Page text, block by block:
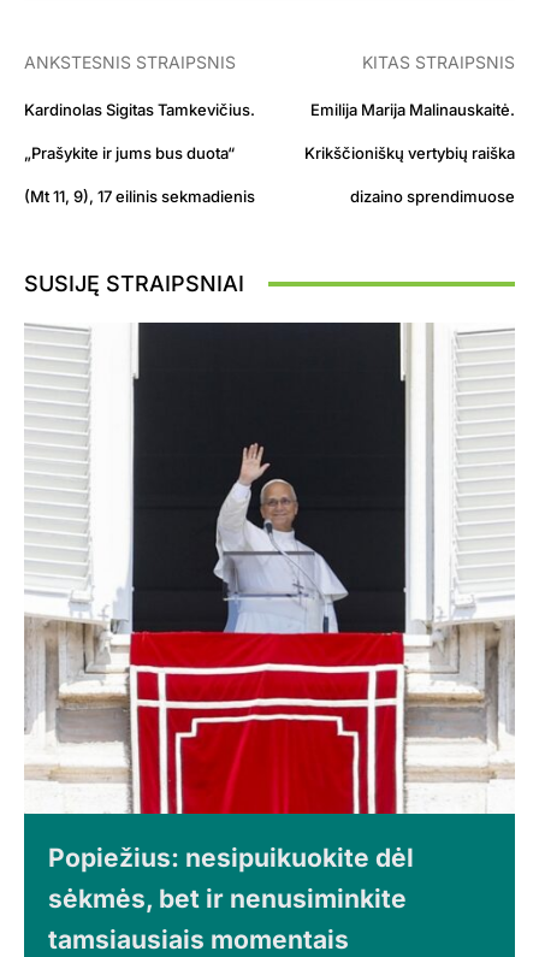
ANKSTESNIS STRAIPSNIS
Kardinolas Sigitas Tamkevičius.
„Prašykite ir jums bus duota“
(Mt 11, 9), 17 eilinis sekmadienis
KITAS STRAIPSNIS
Emilija Marija Malinauskaitė.
Krikščioniškų vertybių raiška
dizaino sprendimuose
SUSIJĘ STRAIPSNIAI
Popiežius: nesipuikuokite dėl
sėkmės, bet ir nenusiminkite
tamsiausiais momentais